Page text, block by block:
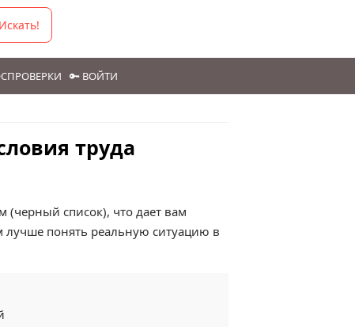
Искать!
🔑 ВОЙТИ
труда
список), что дает вам
понять реальную ситуацию в